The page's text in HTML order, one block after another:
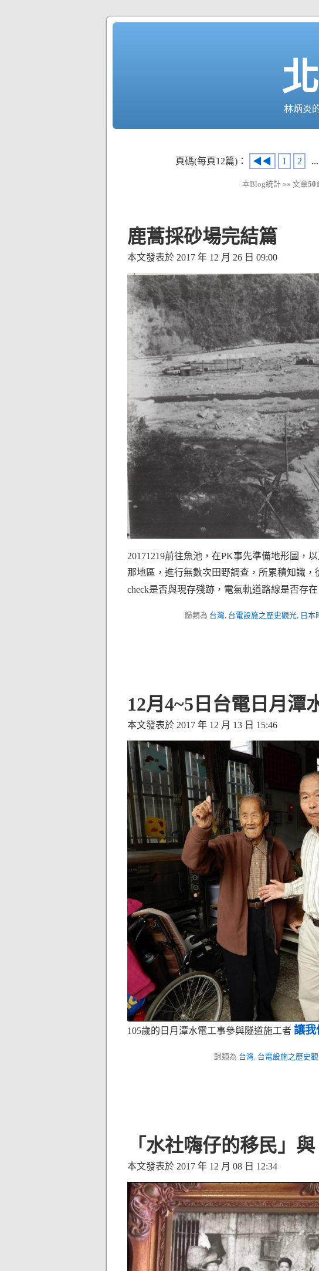
林炳炎
頁碼(每頁12篇)： ◀◀ 1 2
本Blog統計 »» 文章501
鹿蒿採砂場完結篇
本文發表於 2017 年 12 月 26 日 09:00
20171219前往魚池，在PK事先準備地形圖，
那地區，進行無數次田野調查，所累積知識
check是否與現存殘跡，電氣軌道路線是否存在
歸類為 台灣, 台電設施之歷史觀光, 日本
12月4~5日台電日月潭
本文發表於 2017 年 12 月 13 日 15:46
105歲的日月潭水電工事參與隧道施工者 讓我
歸類為 台灣 台電設施之歷史
「水社嗨仔的移民」
本文發表於 2017 年 12 月 08 日 12:34